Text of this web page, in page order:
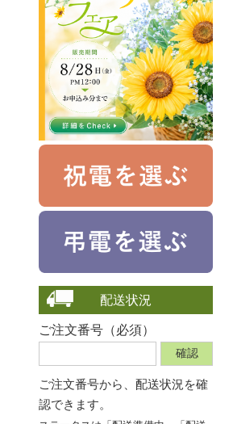
配送状況
ご注文番号（必須）
ご注文番号から、 配送状況を確
認できます。